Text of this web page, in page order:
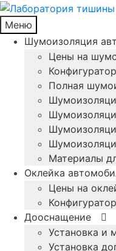
Меню
Шумоизоляция
Цены на
Полная
Материалы
Оклейка
Цены на
Дооснащение
Установка и
Установка